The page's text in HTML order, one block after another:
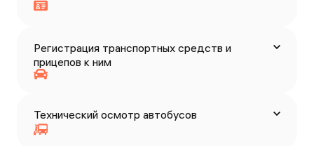
Регистрация транспортных средств и
прицепов к ним
Технический осмотр автобусов